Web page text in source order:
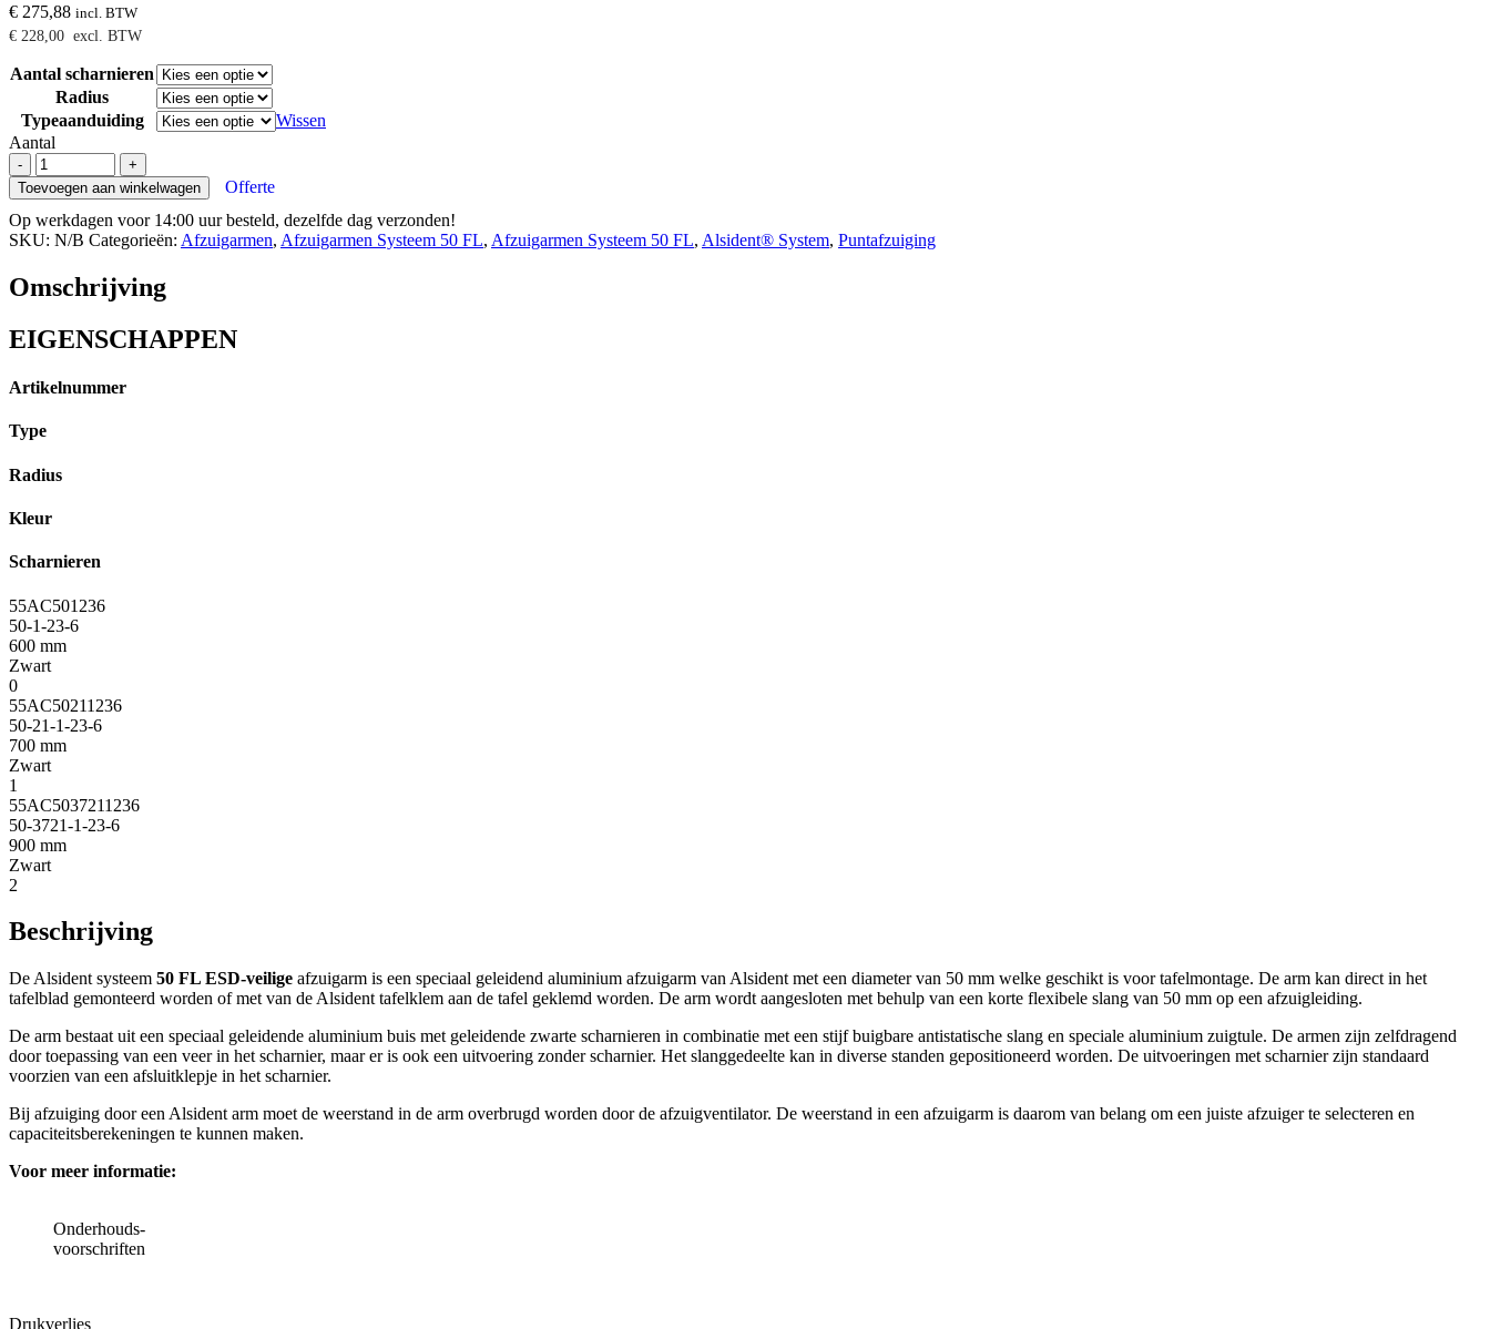
€ 275,88 incl. BTW
€ 228,00 excl. BTW
Aantal scharnieren
Radius
Typeaanduiding
Wissen
Aantal
-
Alsident
systeem
50
FL
ESD-
afzuigarmen
-
aantal
+
Toevoegen aan winkelwagen
Offerte
Op werkdagen voor 14:00 uur besteld, dezelfde dag verzonden!
SKU: N/B Categorieën: Afzuigarmen, Afzuigarmen Systeem 50 FL, Afzuigarmen Systeem 50 FL, Alsident® System, Puntafzuiging
Omschrijving
EIGENSCHAPPEN
Artikelnummer
Type
Radius
Kleur
Scharnieren
55AC501236
50-1-23-6
600 mm
Zwart
0
55AC50211236
50-21-1-23-6
700 mm
Zwart
1
55AC5037211236
50-3721-1-23-6
900 mm
Zwart
2
Beschrijving
De Alsident systeem 50 FL ESD-veilige afzuigarm is een speciaal geleidend aluminium afzuigarm van Alsident met een diameter van 50 mm welke geschikt is voor tafelmontage. De arm kan direct in het
tafelblad gemonteerd worden of met van de Alsident tafelklem aan de tafel geklemd worden. De arm wordt aangesloten met behulp van een korte flexibele slang van 50 mm op een afzuigleiding.
De arm bestaat uit een speciaal geleidende aluminium buis met geleidende zwarte scharnieren in combinatie met een stijf buigbare antistatische slang en speciale aluminium zuigtule. De armen zijn zelfdragend
door toepassing van een veer in het scharnier, maar er is ook een uitvoering zonder scharnier. Het slanggedeelte kan in diverse standen gepositioneerd worden. De uitvoeringen met scharnier zijn standaard
voorzien van een afsluitklepje in het scharnier.
Bij afzuiging door een Alsident arm moet de weerstand in de arm overbrugd worden door de afzuigventilator. De weerstand in een afzuigarm is daarom van belang om een juiste afzuiger te selecteren en
capaciteitsberekeningen te kunnen maken.
Voor meer informatie:
Onderhouds-
voorschriften
Drukverlies